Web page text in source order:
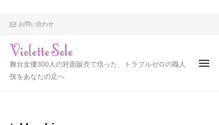
お問い合わせ
V
i
舞台女優300人の対面販売で培った、トラブルゼロの職人
技をあなたの足へ
o
e
t
e